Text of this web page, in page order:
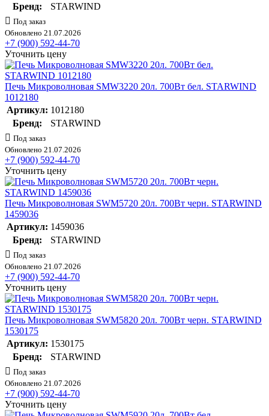
Бренд:
STARWIND
Под заказ
Обновлено 21.07.2026
+7 (900) 592-44-70
Уточнить цену
Печь Микроволновая SMW3220 20л. 700Вт бел. STARWIND
1012180
Артикул: 1012180
Бренд:
STARWIND
Под заказ
Обновлено 21.07.2026
+7 (900) 592-44-70
Уточнить цену
Печь Микроволновая SWM5720 20л. 700Вт черн. STARWIND
1459036
Артикул: 1459036
Бренд:
STARWIND
Под заказ
Обновлено 21.07.2026
+7 (900) 592-44-70
Уточнить цену
Печь Микроволновая SWM5820 20л. 700Вт черн. STARWIND
1530175
Артикул: 1530175
Бренд:
STARWIND
Под заказ
Обновлено 21.07.2026
+7 (900) 592-44-70
Уточнить цену